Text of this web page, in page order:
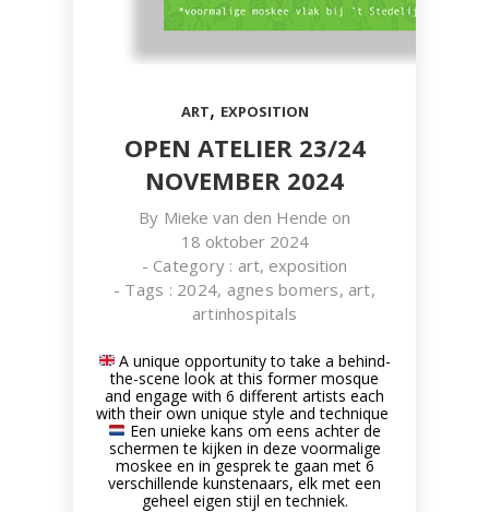
ART, EXPOSITION
OPEN ATELIER 23/24
NOVEMBER 2024
By Mieke van den Hende on
18 oktober 2024
- Category : art, exposition
- Tags : 2024, agnes bomers, art,
artinhospitals
A unique opportunity to take a behind-
the-scene look at this former mosque
and engage with 6 different artists each
with their own unique style and technique
Een unieke kans om eens achter de
schermen te kijken in deze voormalige
moskee en in gesprek te gaan met 6
verschillende kunstenaars, elk met een
geheel eigen stijl en techniek.